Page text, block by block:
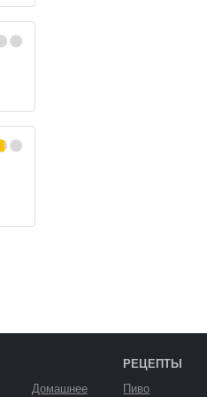
Домашнее
РЕЦЕПТЫ
Пиво